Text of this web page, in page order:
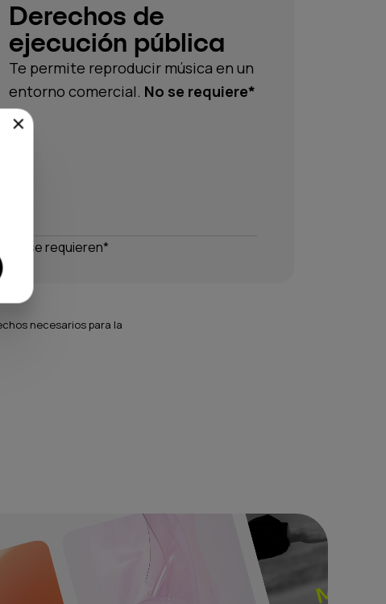
necesarios para la
Derechos de
ejecución pública
Te permite reproducir música en un
entorno comercial. No se requiere*
No se requieren*